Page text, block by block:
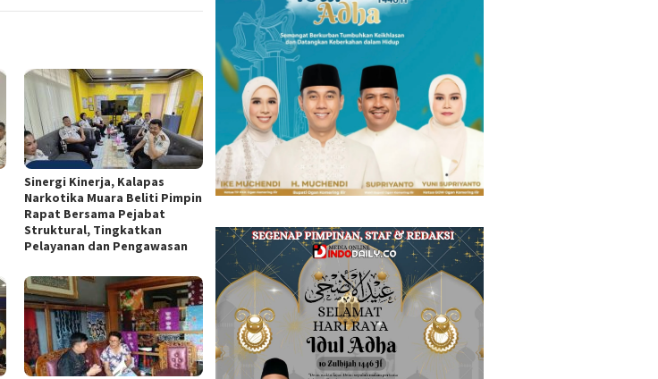
Sinergi Kinerja, Kalapas
Narkotika Muara Beliti Pimpin
Rapat Bersama Pejabat
Struktural, Tingkatkan
Pelayanan dan Pengawasan